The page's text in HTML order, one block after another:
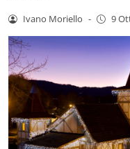
Ivano Moriello - 9